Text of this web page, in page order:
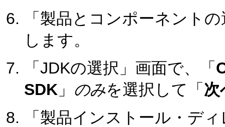
「製品とコンポーネント
します。
「JDKの選択」画面で、「
SDK 」 のみを選択して「次
「製品インストール・デ